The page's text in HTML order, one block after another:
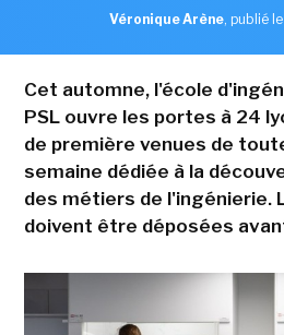
Véronique Arène, publié
Cet automne, l'école
PSL ouvre les portes à 24
de première venues de
semaine dédiée à la
des métiers de l'ingénierie.
doivent être déposées